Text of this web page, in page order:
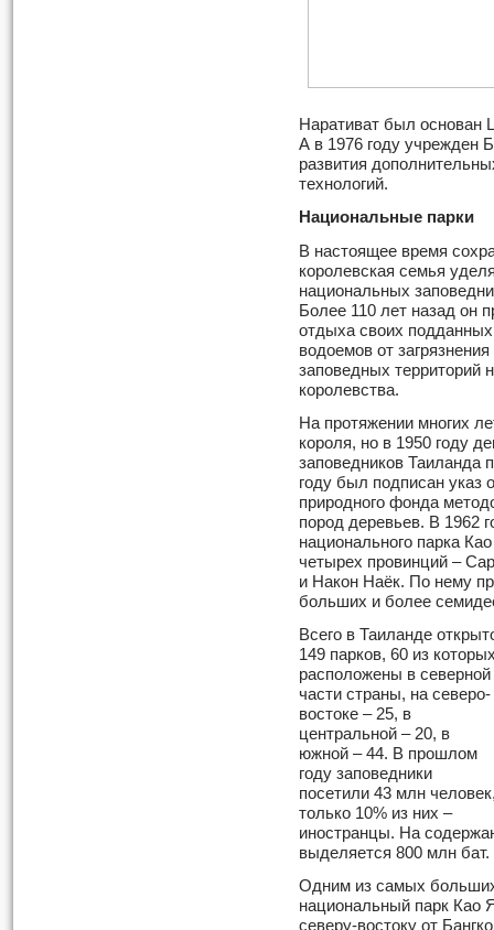
Наративат был основан
А в 1976 году учрежден
развития
технологий.
Национальные парки
В настоящее время
королевская семья
национальных
Более 110 лет назад он
отдыха своих
водоемов от
заповедных территорий
королевства.
На протяжении многих
короля, но в 1950 году
заповедников Таиланда
году был подписан указ
природного фонда
пород деревьев. В 1962
национального парка
четырех провинций –
и Након Наёк. По нему
больших и более
Всего в Таиланде
149 парков, 60 из
расположены в северной
части страны, на северо-
востоке – 25, в
центральной – 20, в
южной – 44. В прошлом
году заповедники
посетили 43 млн
только 10% из них –
иностранцы. На
выделяется 800 млн бат.
Одним из самых
национальный парк Као
северу-востоку от